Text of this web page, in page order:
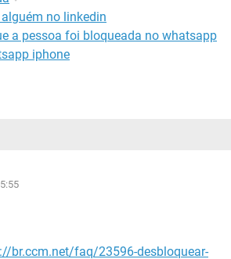
no linkedin
a pessoa foi bloqueada no whatsapp
iphone
br.ccm.net/faq/23596-desbloquear-